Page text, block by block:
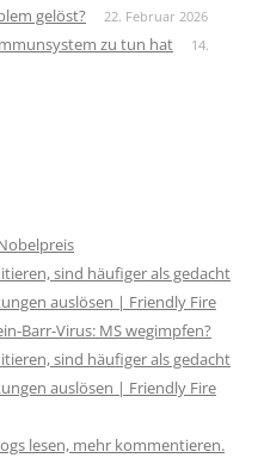
gelöst? 22. Februar 2026
zu tun hat
14.
sind häufiger als gedacht
auslösen | Friendly Fire
Barr-Virus: MS wegimpfen?
sind häufiger als gedacht
auslösen | Friendly Fire
lesen, mehr kommentieren.